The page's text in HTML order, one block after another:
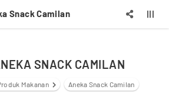
Snack Camilan
SNACK CAMILAN
Makanan Aneka Snack Camilan